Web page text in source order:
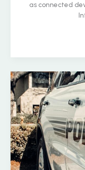
as connected